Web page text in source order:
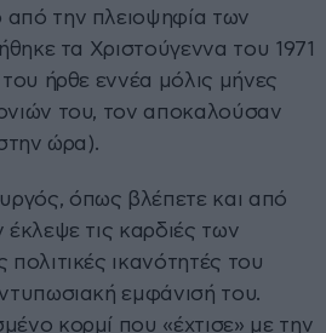
την πλειοψηφία των
τα Χριστούγεννα του 1971
ήρθε εννέα μόλις μήνες
του, τον αποκαλούσαν
ώρα).
όπως βλέπετε και από
τις καρδιές των
ικανότητές του
εμφάνισή του.
κορμί που «έχτισε» με την